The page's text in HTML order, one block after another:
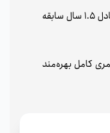
هر سال کار در مشاغل سخت معادل 1.5 سال سابقه
کامل بهره‌مند